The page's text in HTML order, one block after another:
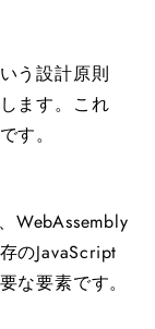
う設計原則
ます。これ
す。
WebAssembly
のJavaScript
な要素です。